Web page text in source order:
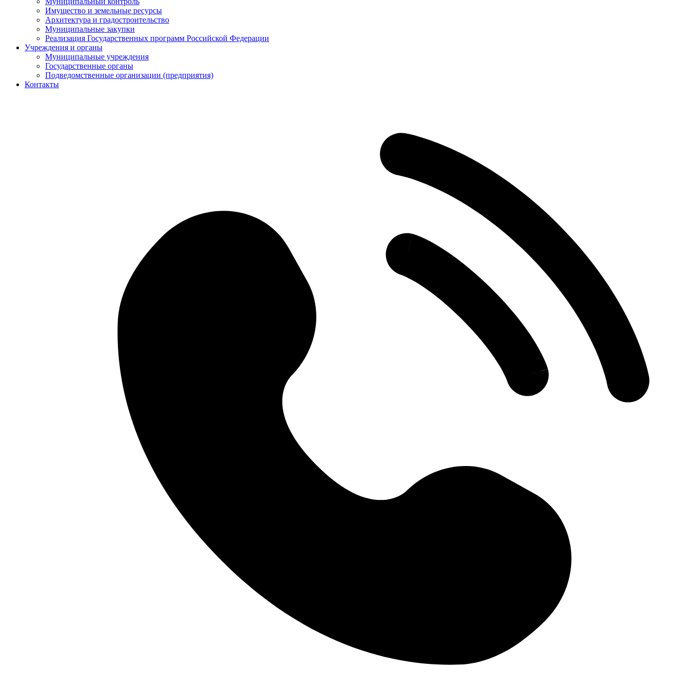
Имущество и земельные ресурсы
Архитектура и градостроительство
Муниципальные закупки
Реализация Государственных программ Российской Федерации
Учреждения и органы
Муниципальные учреждения
Государственные органы
Подведомственные организации (предприятия)
Контакты